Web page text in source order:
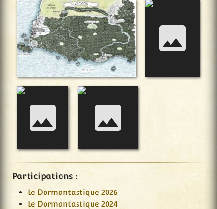
Participations :
Le Dormantastique 2026
Le Dormantastique 2024